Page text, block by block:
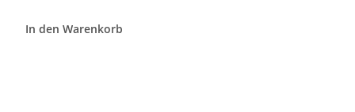
In den Warenkorb